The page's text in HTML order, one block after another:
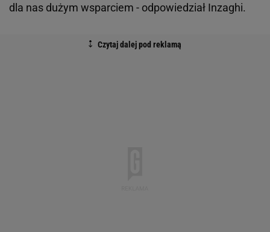
dla nas dużym wsparciem - odpowiedział Inzaghi.